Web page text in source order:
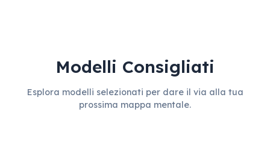
Modelli Consigliati
Esplora modelli selezionati per dare il via alla tua
prossima mappa mentale.